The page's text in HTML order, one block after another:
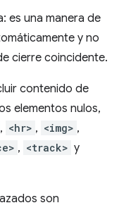
es una manera de
y no
cierre coincidente.
contenido de
elementos nulos,
, <hr> , <img> ,
, <track> y
son